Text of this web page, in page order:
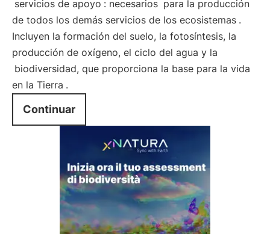
servicios de apoyo : necesarios para la producción
de todos los demás servicios de los ecosistemas .
Incluyen la formación del suelo, la fotosíntesis, la
producción de oxígeno, el ciclo del agua y la
biodiversidad, que proporciona la base para la vida
en la Tierra .
Continuar